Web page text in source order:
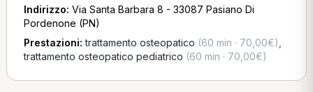
Indirizzo: Via Santa Barbara 8 - 33087 Pasiano Di
Pordenone (PN)
Prestazioni:trattamento osteopatico (60 min · 70,00€)
trattamento osteopatico pediatrico (60 min · 70,00€)